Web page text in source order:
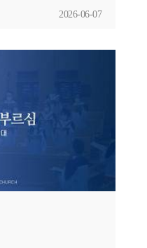
2026-06-07